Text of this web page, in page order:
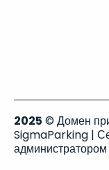
2025 © Домен
SigmaParking |